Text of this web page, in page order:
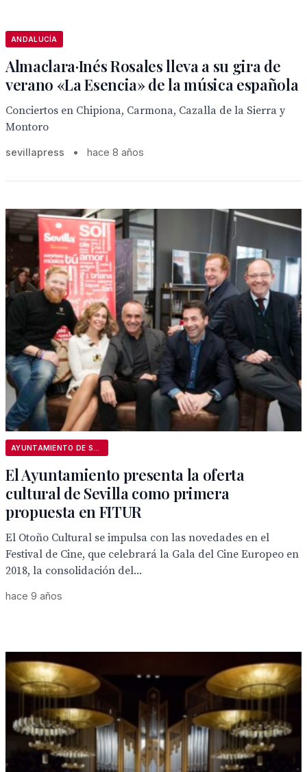
ANDALUCÍA
Almaclara·Inés Rosales lleva a su gira de
verano «La Esencia» de la música española
Conciertos en Chipiona, Carmona, Cazalla de la Sierra y
Montoro
sevillapress • hace 8 años
El Ayuntamiento presenta la oferta
cultural de Sevilla como primera
propuesta en FITUR
El Otoño Cultural se impulsa con las novedades en el
Festival de Cine, que celebrará la Gala del Cine Europeo en
2018, la consolidación del...
hace 9 años